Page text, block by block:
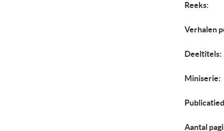
Reeks:
Verhalen
Deeltitels:
Miniserie:
Aantal